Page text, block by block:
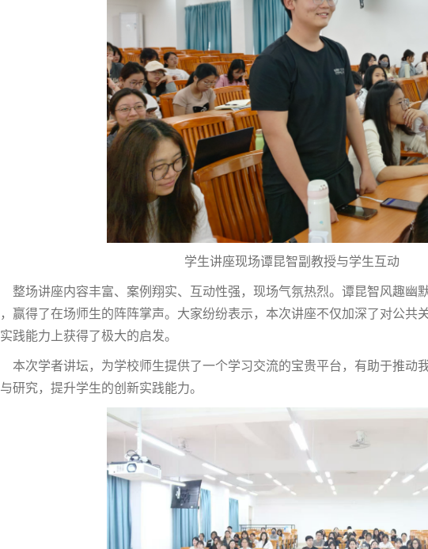
学生讲座现场谭昆智副教授与学生互动
整场讲座内容丰富、案例翔实、互动性强，现场气氛热烈。谭昆智风趣幽
赢得了在场师生的阵阵掌声。大家纷纷表示，本次讲座不仅加深了对公共
践能力上获得了极大的启发。
本次学者讲坛，为学校师生提供了一个学习交流的宝贵平台，有助于推动
研究，提升学生的创新实践能力。